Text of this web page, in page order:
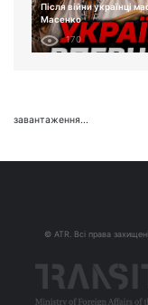
Після війни українці
Масенко
170
завантаження...
© ATR. Всі права